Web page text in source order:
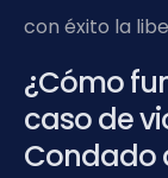
con éxito la
¿Cómo
caso de
Condado